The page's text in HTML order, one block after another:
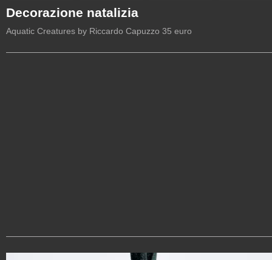
Decorazione natalizia
Aquatic Creatures by Riccardo Capuzzo 35 euro